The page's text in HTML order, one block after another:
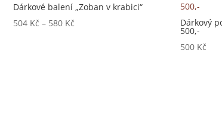
Dárkové balení „Zoban v krabici“
504 Kč – 580 KčRozpětí
Dárkový
500,-
500 Kč